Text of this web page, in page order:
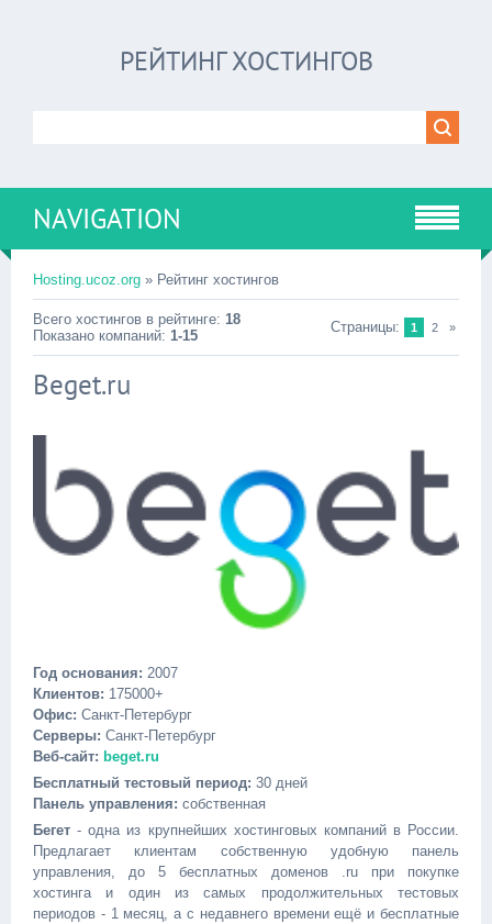
РЕЙТИНГ ХОСТИНГОВ
NAVIGATION
Hosting.ucoz.org » Рейтинг хостингов
Всего хостингов в рейтинге: 18
Показано компаний: 1-15
Страницы: 1 2 »
Beget.ru
Год основания: 2007
Клиентов: 175000+
Офис: Санкт-Петербург
Серверы: Санкт-Петербург
Веб-сайт: beget.ru
Бесплатный тестовый период: 30 дней
Панель управления: собственная
Бегет - одна из крупнейших хостинговых компаний в России.
Предлагает клиентам собственную удобную панель
управления, до 5 бесплатных доменов .ru при покупке
хостинга и один из самых продолжительных тестовых
периодов - 1 месяц, а с недавнего времени ещё и бесплатные